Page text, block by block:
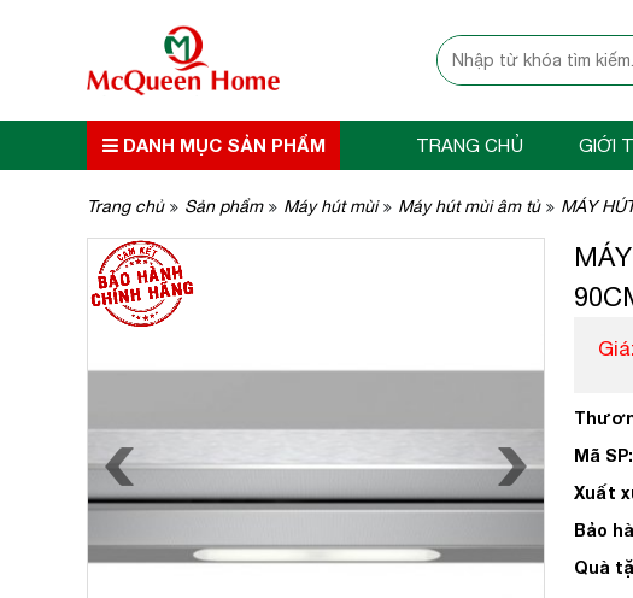
DANH MỤC SẢN PHẨM TRANG CHỦ GIỚI
Trang chủ Sản phẩm Máy hút mùi Máy hút mùi âm tủ MÁY
Giá:
Mã SP:
Xuất
Bảo
Quà